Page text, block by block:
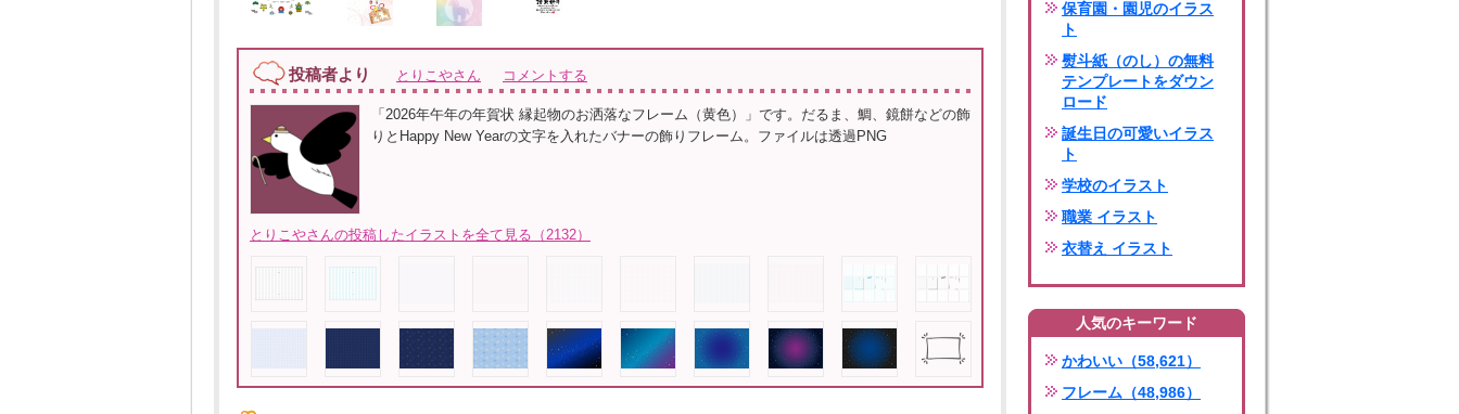
投稿者より とりこやさん コメントする
「2026年午年の年賀状 縁起物のお洒落なフレーム（黄色）」です。だるま、鯛、鏡餅などの飾
りとHappy New Yearの文字を入れたバナーの飾りフレーム。ファイルは透過PNG
とりこやさんの投稿したイラストを全て見る（2132）
保育園・園児のイラス
ト
熨斗紙（のし）の無料
テンプレートをダウン
ロード
誕生日の可愛いイラス
ト
学校のイラスト
職業 イラスト
衣替え イラスト
人気のキーワード
かわいい（58,621）
フレーム（48,986）